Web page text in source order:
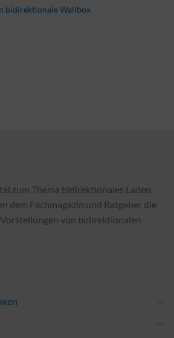
bidirektionale Wallbox
zum Thema bidirektionales Laden.
dem Fachmagazin und Ratgeber die
von bidirektionalen